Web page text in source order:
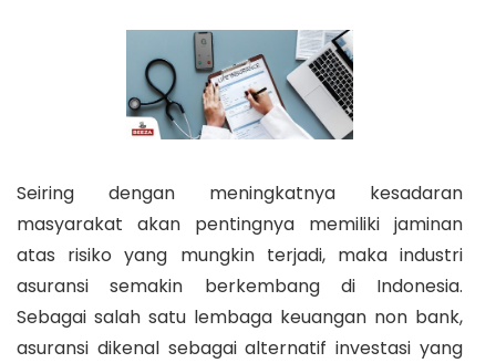
Seiring dengan meningkatnya kesadaran
masyarakat akan pentingnya memiliki jaminan
atas risiko yang mungkin terjadi, maka industri
asuransi semakin berkembang di Indonesia.
Sebagai salah satu lembaga keuangan non bank,
asuransi dikenal sebagai alternatif investasi yang